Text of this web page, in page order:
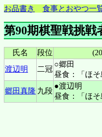
お品書き 食事とおやつ一
第90期棋聖戦挑戦
氏名 段位
渡辺明
二冠
○郷田
昼食：「ほ
郷田真隆 九段
●渡辺明
昼食：「ほ